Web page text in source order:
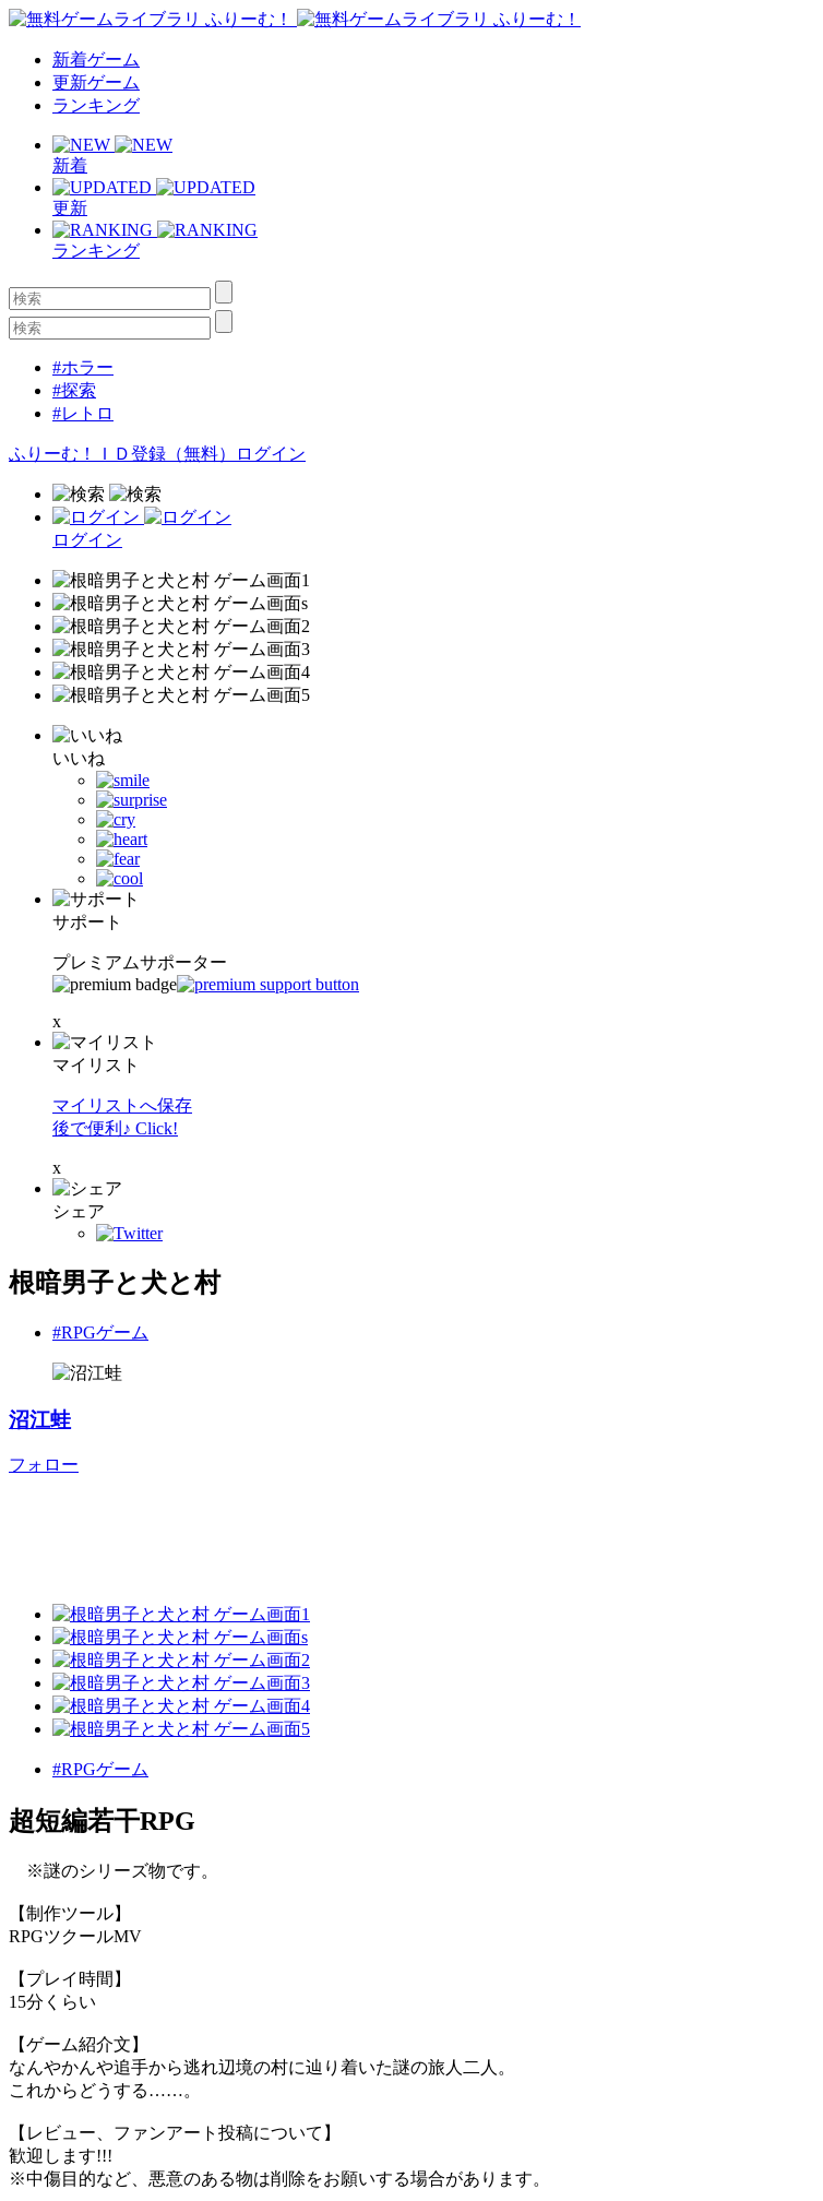
新着ゲーム
更新ゲーム
ランキング
新着
更新
ランキング
#ホラー
#探索
#レトロ
ふりーむ！ＩＤ登録（無料） ログイン
ログイン
いいね
サポート
プレミアムサポーター
x
マイリスト
マイリストへ保存
後で便利♪ Click!
x
シェア
根暗男子と犬と村
#RPGゲーム
沼江蛙
フォロー
#RPGゲーム
超短編若干RPG
※謎のシリーズ物です。
【制作ツール】
RPGツクールMV
【プレイ時間】
15分くらい
【ゲーム紹介文】
なんやかんや追手から逃れ辺境の村に辿り着いた謎の旅人二人。
これからどうする……。
【レビュー、ファンアート投稿について】
歓迎します!!!
※中傷目的など、悪意のある物は削除をお願いする場合があります。